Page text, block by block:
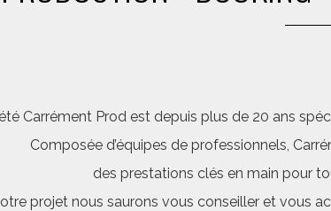
Carrément Prod est depuis plus de 20 ans
Composée d’équipes de professionnels,
des prestations clés en main pour
projet nous saurons vous conseiller et vous